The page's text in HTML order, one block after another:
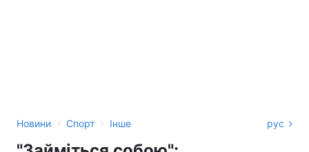
Новини › Спорт › Інше рус